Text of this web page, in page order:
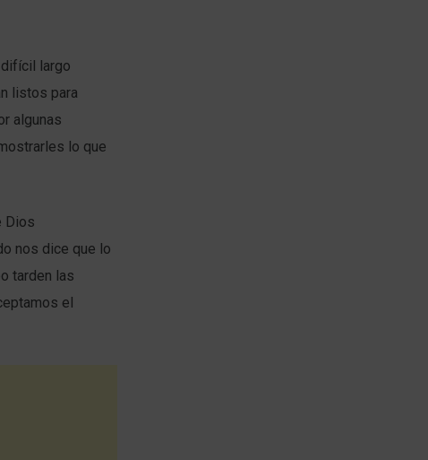
largo
listos para
algunas
lo que
Dios
nos dice que lo
tarden las
el